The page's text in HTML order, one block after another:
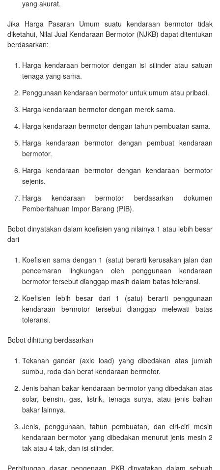
yang akurat.
Jika Harga Pasaran Umum suatu kendaraan bermotor tidak
diketahui, Nilai Jual Kendaraan Bermotor (NJKB) dapat ditentukan
berdasarkan:
Harga kendaraan bermotor dengan isi silinder atau satuan
tenaga yang sama.
Penggunaan kendaraan bermotor untuk umum atau pribadi.
Harga kendaraan bermotor dengan merek sama.
Harga kendaraan bermotor dengan tahun pembuatan sama.
Harga kendaraan bermotor dengan pembuat kendaraan
bermotor.
Harga kendaraan bermotor dengan kendaraan bermotor
sejenis.
Harga kendaraan bermotor berdasarkan dokumen
Pemberitahuan Impor Barang (PIB).
Bobot dinyatakan dalam koefisien yang nilainya 1 atau lebih besar
dari
Koefisien sama dengan 1 (satu) berarti kerusakan jalan dan
pencemaran lingkungan oleh penggunaan kendaraan
bermotor tersebut dianggap masih dalam batas toleransi.
Koefisien lebih besar dari 1 (satu) berarti penggunaan
kendaraan bermotor tersebut dianggap melewati batas
toleransi.
Bobot dihitung berdasarkan
Tekanan gandar (axle load) yang dibedakan atas jumlah
sumbu, roda dan berat kendaraan bermotor.
Jenis bahan bakar kendaraan bermotor yang dibedakan atas
solar, bensin, gas, listrik, tenaga surya, atau jenis bahan
bakar lainnya.
Jenis, penggunaan, tahun pembuatan, dan ciri-ciri mesin
kendaraan bermotor yang dibedakan menurut jenis mesin 2
tak atau 4 tak, dan isi silinder.